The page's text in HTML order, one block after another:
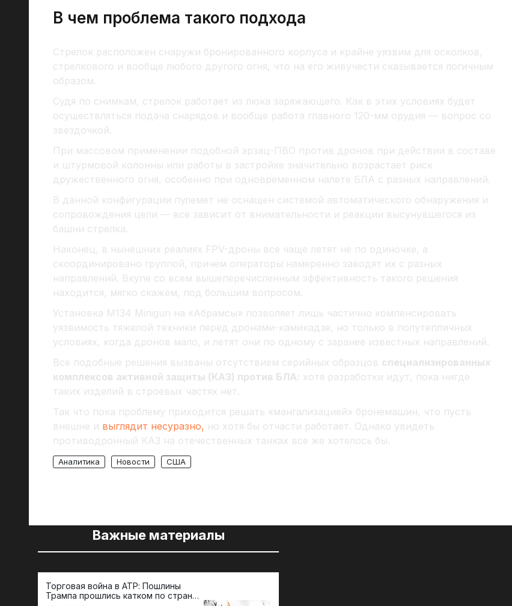
В чем проблема такого подхода
Стрелок расположен снаружи бронированного корпуса и крайне уязвим для осколков,
стрелкового и вообще любого другого огня, что на его живучести сказывается логичным
образом.
Судя по снимкам, стрелок работает из люка заряжающего. Как в этих условиях будет
осуществляться подача снарядов и вообще работа главного 120-мм орудия — вопрос со
звездочкой.
При массовом применении подобной эрзац-ПВО против дронов при действии в составе
и штурмовой колонны или работы в застройке значительно возрастает риск
дружественного огня, особенно при одновременном налете БЛА с разных направлений.
В данной конфигурации пулемет не оснащен системой автоматического обнаружения и
сопровождения цели — все зависит от внимательности и реакции высунувшегося из
башни стрелка.
Наконец, в нынешних реалиях FPV-дроны все чаще летят не по одиночке, а
скоординировано группой, причем операторы намеренно заводят их с разных
направлений. Вкупе со всем вышеперечисленным эффективность такого решения
находится, мягко скажем, под большим вопросом.
Установка М134 Minigun на «Абрамсы» позволяет лишь частично компенсировать
уязвимость тяжелой техники перед дронами-камикадзе, но только в полутепличных
условиях, когда дронов мало, и летят они по одному с заранее известных направлений.
Все подобные решения вызваны отсутствием серийных образцов специализированных
комплексов активной защиты (КАЗ) против БЛА: хотя разработки идут, пока нигде
таких изделий в строевых частях нет.
Так что пока проблему приходится решать «мангализацией» бронемашин, что пусть
внешне и выглядит несуразно, но хотя бы отчасти работает. Однако увидеть
противодронный КАЗ на отечественных танках все же хотелось бы.
Аналитика Новости США
Важные материалы
Торговая война в АТР: Пошлины
Трампа прошлись катком по странам